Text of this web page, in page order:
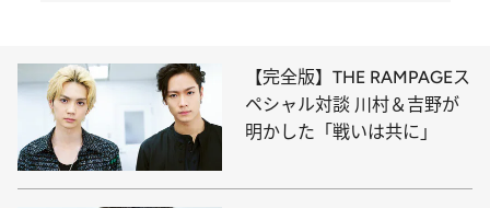
【完全版】THE RAMPAGEス
ペシャル対談 川村＆吉野が
明かした「戦いは共に」